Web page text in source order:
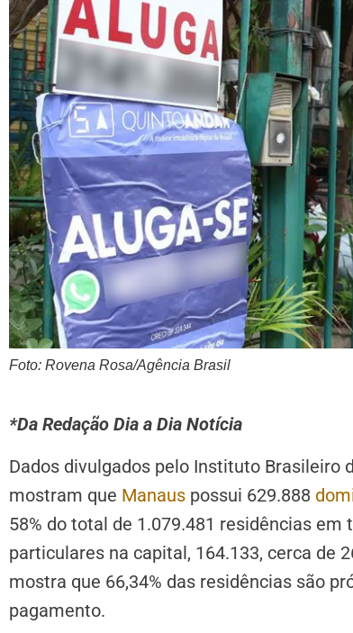
Foto: Rovena Rosa/Agência Brasil
*Da Redação Dia a Dia Notícia
Dados divulgados pelo Instituto Brasileiro
mostram que Manaus possui 629.888
58% do total de 1.079.481 residências
particulares na capital, 164.133, cerca de
mostra que 66,34% das residências são
pagamento.